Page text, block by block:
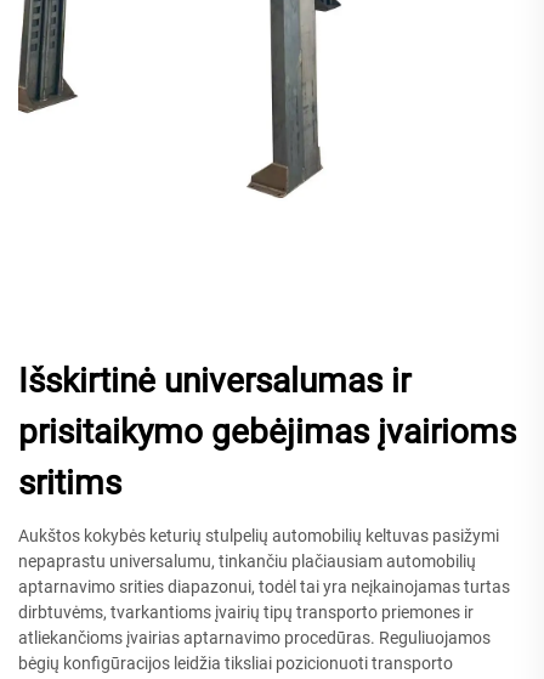
Išskirtinė universalumas ir
prisitaikymo gebėjimas įvairioms
sritims
Aukštos kokybės keturių stulpelių automobilių keltuvas pasižymi
nepaprastu universalumu, tinkančiu plačiausiam automobilių
aptarnavimo srities diapazonui, todėl tai yra neįkainojamas turtas
dirbtuvėms, tvarkantioms įvairių tipų transporto priemones ir
atliekančioms įvairias aptarnavimo procedūras. Reguliuojamos
bėgių konfigūracijos leidžia tiksliai pozicionuoti transporto